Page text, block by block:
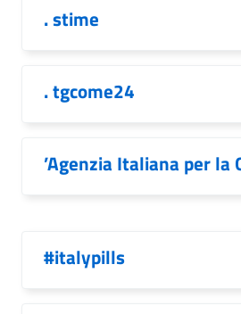
. stime
. tgcome24
’Agenzia Italiana per la
#italypills